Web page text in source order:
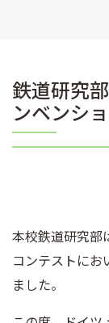
鉄道研究
ンベンシ
本校鉄道研究部
コンテストにお
ました。